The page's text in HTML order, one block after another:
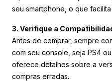
seu smartphone, o que facilita
3. Verifique a
Antes de comprar, sempre
com seu console, seja PS4
oferece detalhes sobre a
compras erradas.